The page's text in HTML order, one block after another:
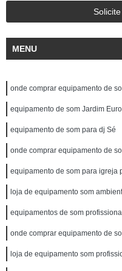
MENU
onde comprar equipamento de
equipamento de som Jardim
equipamento de som para dj Sé
onde comprar equipamento de
equipamento de som para igreja
loja de equipamento som
equipamentos de som
onde comprar equipamento de
loja de equipamento som